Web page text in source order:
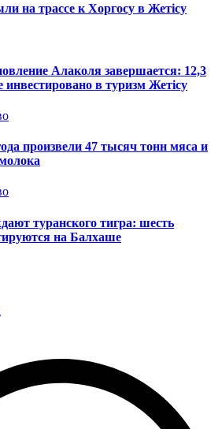
на трассе к Хоргосу в Жетісу
Алаколя завершается: 12,3
инвестировано в туризм Жетісу
произвели 47 тысяч тонн мяса и
туранского тигра: шесть
на Балхаше